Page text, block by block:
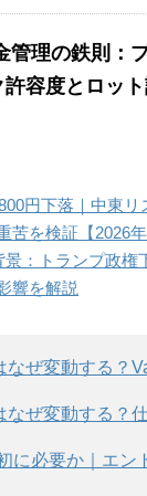
管理の鉄則：
許容度とロッ
円下落｜中東リ
苦を検証【2026年
景：トランプ政権
響を解説
なぜ変動する？
なぜ変動する？
に必要か｜エン